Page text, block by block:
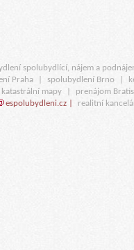
spolubydlící, nájem a
Praha spolubydlení Brno
katastrální mapy prenájom
espolubydleni.cz | realitní